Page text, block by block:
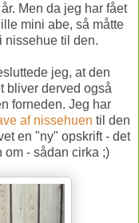
Men da jeg har fået
mini abe, så måtte
nissehue til den.
jeg, at den
bliver derved også
forneden. Jeg har
af nissehuen til den
en "ny" opskrift - det
om - sådan cirka ;)